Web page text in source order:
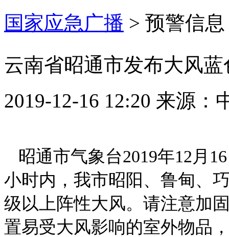
国家应急广播 > 预警信息
云南省昭通市发布大风蓝
2019-12-16 12:20 来源：
昭通市气象台2019年12月
小时内，我市昭阳、鲁甸、
级以上阵性大风。请注意加
置易受大风影响的室外物品